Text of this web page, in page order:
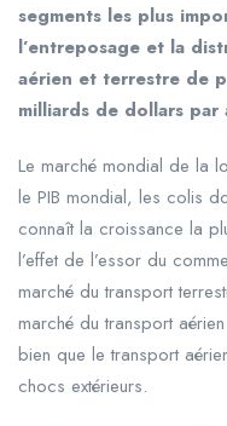
segments les plus
l’entreposage et la
aérien et terrestre de
milliards de dollars par
Le marché mondial de la
le PIB mondial, les colis
connaît la croissance la
l’effet de l’essor du
marché du transport
marché du transport
bien que le transport
chocs extérieurs.